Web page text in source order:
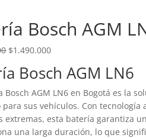
Bosch AGM
El precio original era: $1.550.000.
$1.490.000El precio actual es:
Bosch AGM LN6
Bosch AGM LN6 en Bogotá es la
sus vehículos. Con
extremas, esta batería garantiza
una larga duración, lo que